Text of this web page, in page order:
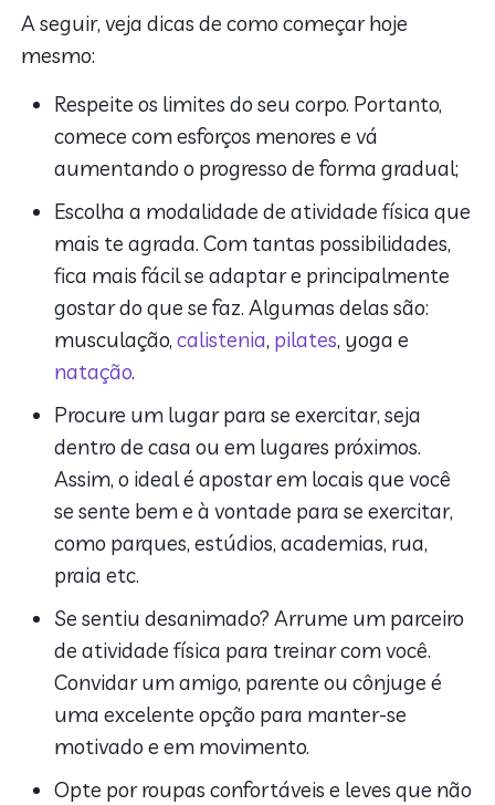
A seguir, veja dicas de como começar hoje
mesmo:
Respeite os limites do seu corpo. Portanto,
comece com esforços menores e vá
aumentando o progresso de forma gradual;
Escolha a modalidade de atividade física que
mais te agrada. Com tantas possibilidades,
fica mais fácil se adaptar e principalmente
gostar do que se faz. Algumas delas são:
musculação,calistenia, pilates, yoga e
natação.
Procure um lugar para se exercitar, seja
dentro de casa ou em lugares próximos.
Assim, o ideal é apostar em locais que você
se sente bem e à vontade para se exercitar,
como parques, estúdios, academias, rua,
praia etc.
Se sentiu desanimado? Arrume um parceiro
de atividade física para treinar com você.
Convidar um amigo, parente ou cônjuge é
uma excelente opção para manter-se
motivado e em movimento.
Opte por roupas confortáveis e leves que não